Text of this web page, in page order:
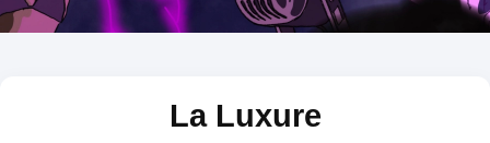
La Luxure